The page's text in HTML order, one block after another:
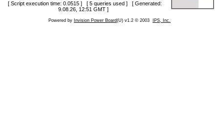
[ Script execution time: 0.0515 ] [ 5 queries used ] [ Generated:
9.08.26, 12:51 GMT ]
Powered by Invision Power Board(U) v1.2 © 2003 IPS, Inc.